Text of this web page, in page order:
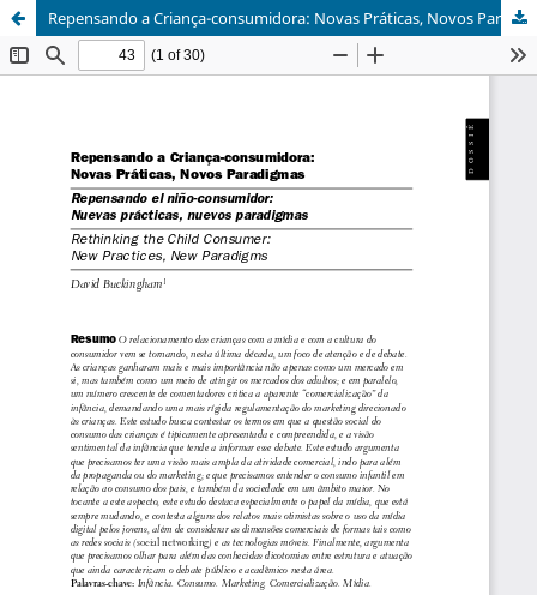
Repensando a Criança-consumidora: Novas Práticas, Novos Paradigmas